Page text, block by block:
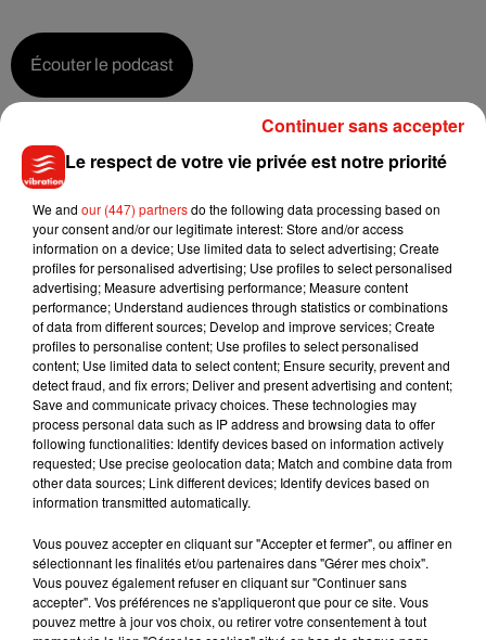
Écouter le podcast
Les premiers retours étant globalement positifs, la fédération
des buralistes travaille sur une évolution future des services
proposés. Il n’est alors pas exclu de pouvoir étendre la
gamme de règlements de factures. Une borne spéciale
buraliste pourrait également être installée dans les bureaux
de tabac pour proposer des services par le biais d’internet.
Musique
5 août 2026
Benny Blanco invite Selena Gomez et
Becky G sur son nouveau single
Tiny Desk invite Charlie Puth pour une
Le respect de votre vie privée est notre priorité
We and our (447) partnersdo the following data processing based on
your consent and/or our legitimate interest: Store and/or access
information on a device; Use limited data to select advertising; Create
profiles for personalised advertising; Use profiles to select personalised
advertising; Measure advertising performance; Measure content
performance; Understand audiences through statistics or combinations
of data from different sources; Develop and improve services; Create
profiles to personalise content; Use profiles to select personalised
content; Use limited data to select content; Ensure security, prevent and
detect fraud, and fix errors; Deliver and present advertising and content;
Save and communicate privacy choices. These technologies may
process personal data such as IP address and browsing data to offer
following functionalities: Identify devices based on information actively
requested; Use precise geolocation data; Match and combine data from
other data sources; Link different devices; Identify devices based on
information transmitted automatically.
Vous pouvez accepter en cliquant sur "Accepter et fermer", ou affiner en
sélectionnant les finalités et/ou partenaires dans "Gérer mes choix".
Vous pouvez également refuser en cliquant sur "Continuer sans
accepter". Vos préférences ne s'appliqueront que pour ce site. Vous
pouvez mettre à jour vos choix, ou retirer votre consentement à tout
Continuer sans accepter